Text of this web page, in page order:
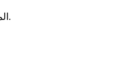
المحول جاهز للاستخدام فورًا. لا إعدادات مطلوبة.